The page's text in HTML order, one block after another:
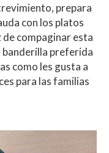
prepara
con los platos
compaginar esta
preferida
como les gusta a
para las familias